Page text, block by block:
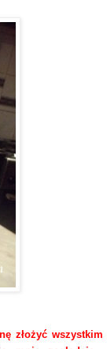
złożyć wszystkim